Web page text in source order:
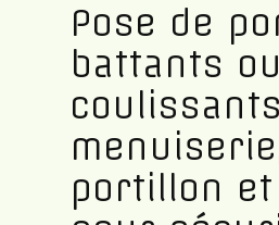
Pose de
battants ou
portillon